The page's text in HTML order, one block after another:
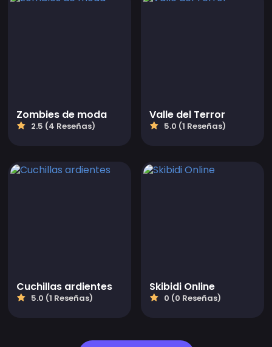
Zombies de moda
2.5 (4 Reseñas)
Valle del Terror
5.0 (1 Reseñas)
Cuchillas ardientes
5.0 (1 Reseñas)
Skibidi Online
0 (0 Reseñas)